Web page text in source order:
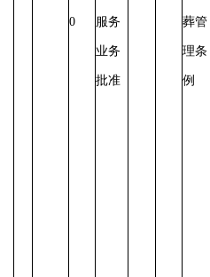
0 服务
业务
批准
葬管
理条
例